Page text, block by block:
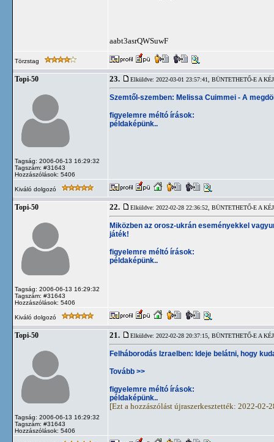
aabt3asrQWSuwF
Törzstag
Topi-50
Tagság: 2006-06-13 16:29:32
Tagszám: #31643
Hozzászólások: 5406
23. Elküldve: 2022-03-01 23:57:41, BÜNTETHETŐ-E A
Szemtől-szemben: Melissa Cuimmei - A
figyelemre méltó írások:
példaképünk..
Kiváló dolgozó
Topi-50
Tagság: 2006-06-13 16:29:32
Tagszám: #31643
Hozzászólások: 5406
22. Elküldve: 2022-02-28 22:36:52, BÜNTETHETŐ-E A
Miközben az orosz-ukrán eseményekkel
játék!
figyelemre méltó írások:
példaképünk..
Kiváló dolgozó
Topi-50
Tagság: 2006-06-13 16:29:32
Tagszám: #31643
Hozzászólások: 5406
21. Elküldve: 2022-02-28 20:37:15, BÜNTETHETŐ-E A
Felháborodás Izraelben: Ideje belátni, hogy
Tovább >>
figyelemre méltó írások:
példaképünk..
[Ezt a hozzászólást újraszerkesztették: 2022-02-